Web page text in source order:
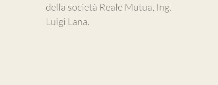
della società Reale Mutua, Ing.
Luigi Lana.